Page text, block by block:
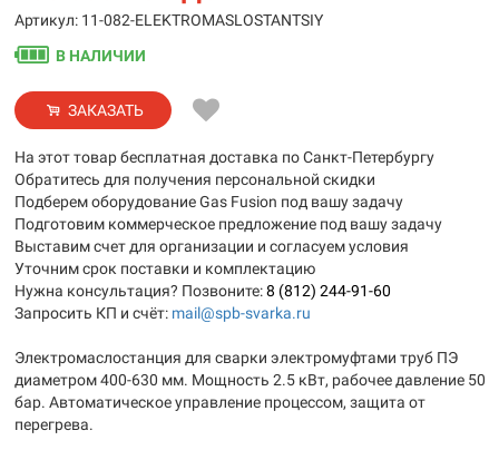
Артикул: 11-082-ELEKTROMASLOSTANTSIY
В НАЛИЧИИ
ЗАКАЗАТЬ
На этот товар бесплатная доставка по Санкт-Петербургу
Обратитесь для получения персональной скидки
Подберем оборудование Gas Fusion под вашу задачу
Подготовим коммерческое предложение под вашу задачу
Выставим счет для организации и согласуем условия
Уточним срок поставки и комплектацию
Нужна консультация? Позвоните:8 (812) 244-91-60
Запросить КП и счёт: mail@spb-svarka.ru
Электромаслостанция для сварки электромуфтами труб ПЭ
диаметром 400-630 мм. Мощность 2.5 кВт, рабочее давление 50
бар. Автоматическое управление процессом, защита от
перегрева.